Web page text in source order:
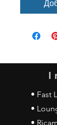
I
• Fast
•
•